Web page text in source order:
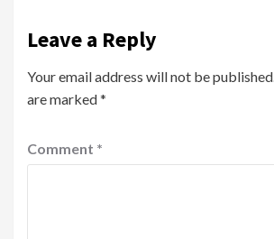
Leave a Reply
Your email address will not be published.
are marked*
Comment *